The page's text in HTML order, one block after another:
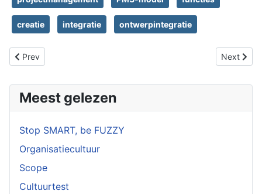
creatie integratie ontwerpintegratie
Previous article: SMART en FUZZY
Prev Next
Next
Meest gelezen
Stop SMART, be FUZZY
Organisatiecultuur
Scope
Cultuurtest